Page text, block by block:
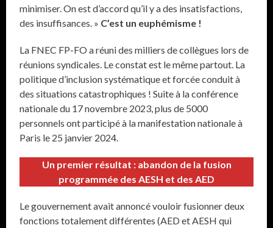
minimiser. On est d’accord qu’il y a des insatisfactions,
des insuffisances. » C’est un euphémisme !
La FNEC FP-FO a réuni des milliers de collègues lors de
réunions syndicales. Le constat est le même partout. La
politique d’inclusion systématique et forcée conduit à
des situations catastrophiques ! Suite à la conférence
nationale du 17 novembre 2023, plus de 5000
personnels ont participé à la manifestation nationale à
Paris le 25 janvier 2024.
Un premier résultat : abandon de la fusion
programmée des AESH et des AED
Le gouvernement avait annoncé vouloir fusionner deux
fonctions totalement différentes (AED et AESH qui